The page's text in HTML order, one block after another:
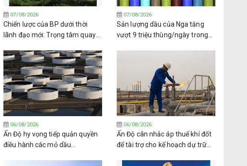
07/08/2026
Chiến lược của BP dưới thời
lãnh đạo mới: Trọng tâm quay
07/08/2026
Sản lượng dầu của Nga tăng
vượt 9 triệu thùng/ngày trong
06/08/2026
Ấn Độ hy vọng tiếp quản quyền
điều hành các mỏ dầu
06/08/2026
Ấn Độ cân nhắc áp thuế khí đốt
để tài trợ cho kế hoạch dự trữ